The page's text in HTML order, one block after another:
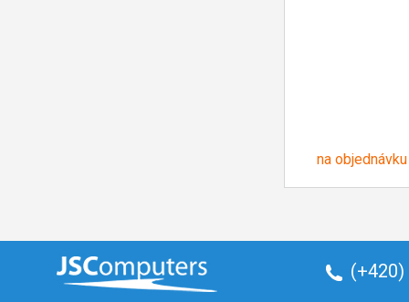
na objednávku
(+420)